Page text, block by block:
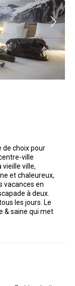
de choix pour
ville
vieille ville,
et chaleureux,
vacances en
à deux.
les jours. Le
& saine qui met